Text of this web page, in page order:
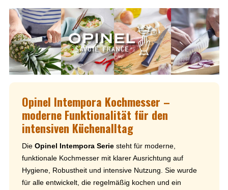
Opinel Intempora Kochmesser –
moderne Funktionalität für den
intensiven Küchenalltag
Die Opinel Intempora Seriesteht für moderne,
funktionale Kochmesser mit klarer Ausrichtung auf
Hygiene, Robustheit und intensive Nutzung. Sie wurde
für alle entwickelt, die regelmäßig kochen und ein